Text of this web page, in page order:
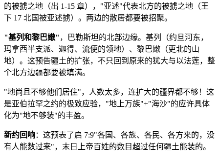
的被掳之地（出 1-15 章），"亚述"代表北方的被掳之地（王
下 17 北国被亚述掳）。两边的散居都要被招聚。
"基列和黎巴嫩" ，巴勒斯坦的北部边缘。基列（约旦河东，
玛拿西半支派、迦得、流便的领地）、黎巴嫩（更北的山
地）。这预告疆土的扩张，不只回到原来的犹大与以法莲，整
个北方边疆都要被填满。
"地尚且不够他们居住"，人数太多，连扩大的疆界都不够！这
是亚伯拉罕之约的极致应验，"地上万族"+"海沙"的应许具体
化为"地不够装"的丰盈。
新约回响：这预表了启 7:9"各国、各族、各民、各方来的，没
有人能数过来"，末日上帝百姓的数目超过任何疆土能装的。